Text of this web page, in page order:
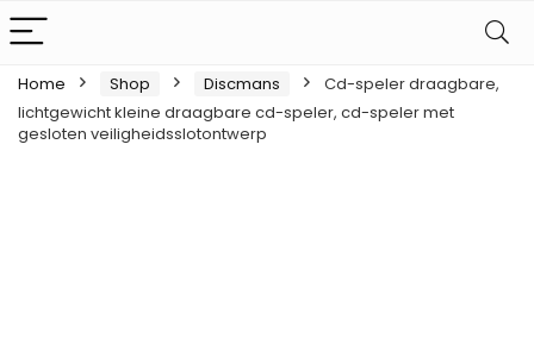
Home Shop Discmans
Cd-speler draagbare,
lichtgewicht kleine draagbare cd-speler, cd-speler met
gesloten veiligheidsslotontwerp